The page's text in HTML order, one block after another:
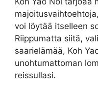
voi löytää itselleen
Riippumatta siitä,
saarielämää, Koh
unohtumattoman
reissullasi.